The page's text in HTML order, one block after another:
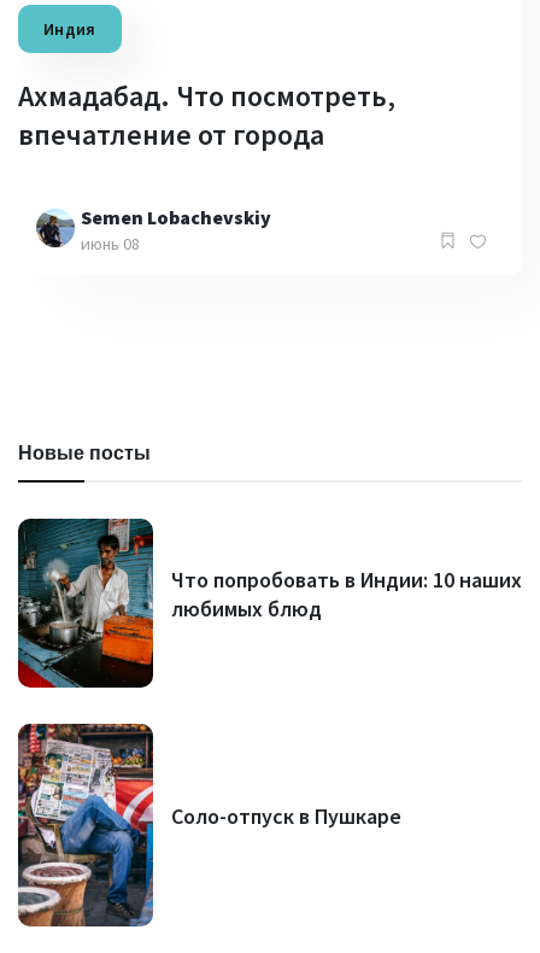
Индия
Ахмадабад. Что посмотреть,
впечатление от города
Semen Lobachevskiy
июнь 08
Новые посты
Что попробовать в Индии: 10 наших
любимых блюд
Соло-отпуск в Пушкаре